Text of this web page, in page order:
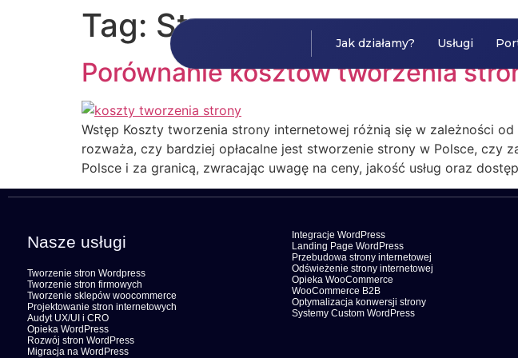
Jak działamy? Usługi
Tag: Strony e-commerce
Porównanie kosztów tworzenia
Wstęp Koszty tworzenia strony internetowej różnią się w zależności
rozważa, czy bardziej opłacalne jest stworzenie strony w Polsce,
Polsce i za granicą, zwracając uwagę na ceny, jakość usług oraz
Nasze usługi
Tworzenie stron Wordpress
Tworzenie stron firmowych
Tworzenie sklepów woocommerce
Projektowanie stron internetowych
Audyt UX/UI i CRO
Opieka WordPress
Rozwój stron WordPress
Migracja na WordPress
Integracje WordPress
Landing Page WordPress
Przebudowa strony internetowej
Odświeżenie strony internetowej
Opieka WooCommerce
WooCommerce B2B
Optymalizacja konwersji strony
Systemy Custom WordPress